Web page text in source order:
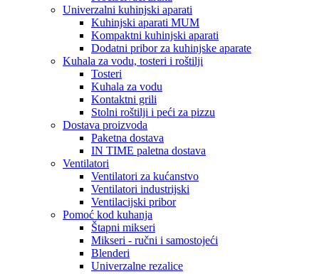
Univerzalni kuhinjski aparati
Kuhinjski aparati MUM
Kompaktni kuhinjski aparati
Dodatni pribor za kuhinjske aparate
Kuhala za vodu, tosteri i roštilji
Tosteri
Kuhala za vodu
Kontaktni grili
Stolni roštilji i peći za pizzu
Dostava proizvoda
Paketna dostava
IN TIME paletna dostava
Ventilatori
Ventilatori za kućanstvo
Ventilatori industrijski
Ventilacijski pribor
Pomoć kod kuhanja
Štapni mikseri
Mikseri - ručni i samostojeći
Blenderi
Univerzalne rezalice